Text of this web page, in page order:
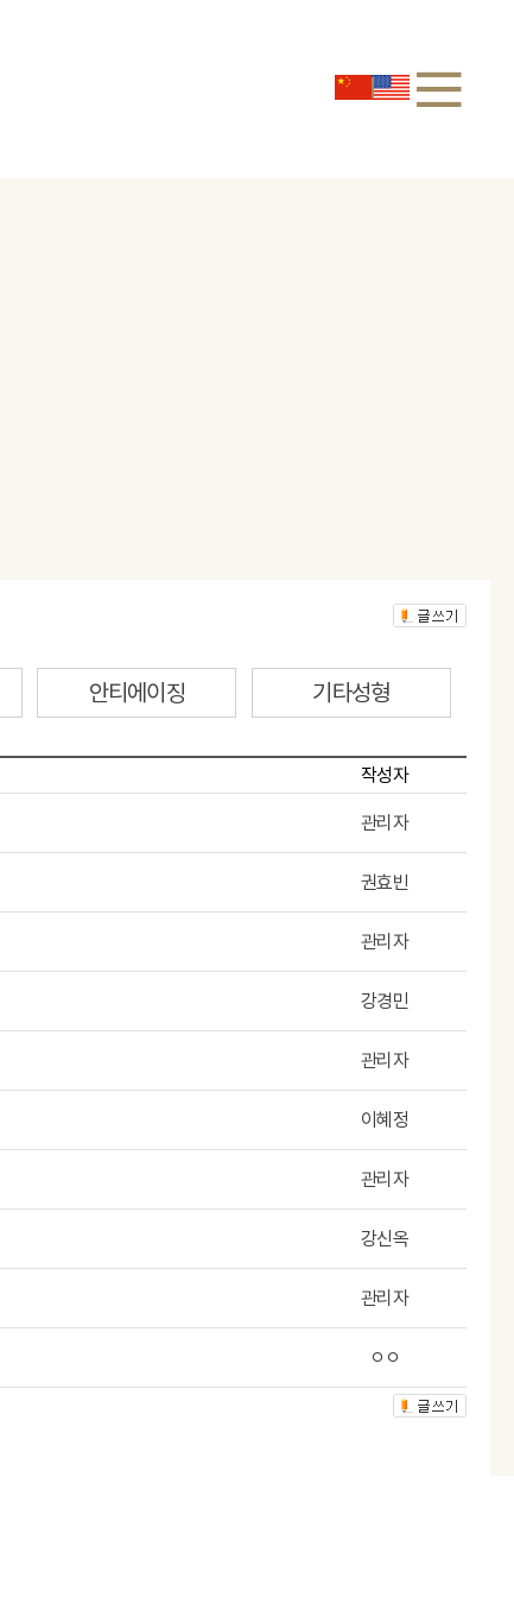
안티에이징 기타성형
작성자
관리자
권효빈
관리자
강경민
관리자
이혜정
관리자
강신옥
관리자
ㅇㅇ